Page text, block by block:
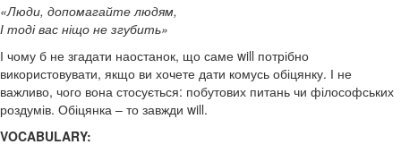
«Люди, допомагайте людям,
І тоді вас ніщо не згубить»
І чому б не згадати наостанок, що саме will потрібно
використовувати, якщо ви хочете дати комусь обіцянку. І не
важливо, чого вона стосується: побутових питань чи філософських
роздумів. Обіцянка – то завжди will.
VOCABULARY: